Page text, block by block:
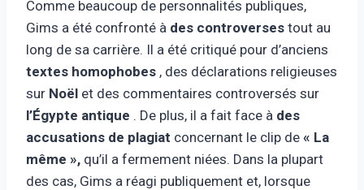
Comme beaucoup de personnalités publiques,
Gims a été confronté à des controverses tout au
long de sa carrière. Il a été critiqué pour d’anciens
textes homophobes , des déclarations religieuses
sur Noël et des commentaires controversés sur
l’Égypte antique . De plus, il a fait face à des
accusations de plagiat concernant le clip de « La
même », qu’il a fermement niées. Dans la plupart
des cas, Gims a réagi publiquement et, lorsque